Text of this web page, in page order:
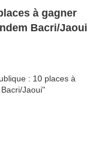
à gagner
Bacri/Jaoui